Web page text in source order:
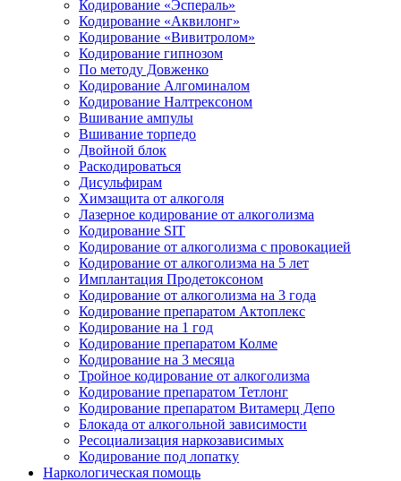
Кодирование «Эспераль»
Кодирование «Аквилонг»
Кодирование «Вивитролом»
Кодирование гипнозом
По методу Довженко
Кодирование Алгоминалом
Кодирование Налтрексоном
Вшивание ампулы
Вшивание торпедо
Двойной блок
Раскодироваться
Дисульфирам
Химзащита от алкоголя
Лазерное кодирование от алкоголизма
Кодирование SIT
Кодирование от алкоголизма с провокацией
Кодирование от алкоголизма на 5 лет
Имплантация Продетоксоном
Кодирование от алкоголизма на 3 года
Кодирование препаратом Актоплекс
Кодирование на 1 год
Кодирование препаратом Колме
Кодирование на 3 месяца
Тройное кодирование от алкоголизма
Кодирование препаратом Тетлонг
Кодирование препаратом Витамерц Депо
Блокада от алкогольной зависимости
Ресоциализация наркозависимых
Кодирование под лопатку
Наркологическая помощь